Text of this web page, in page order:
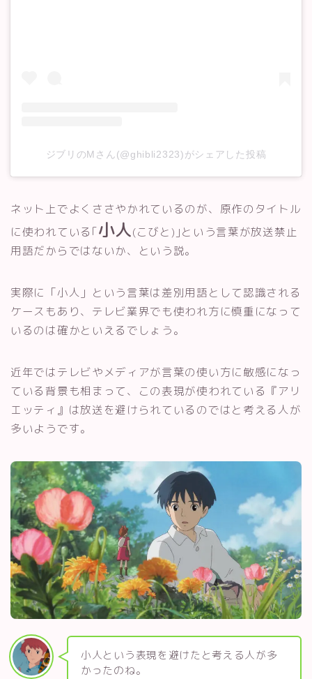
ジブリのMさん(@ghibli2323)がシェアした投稿
ネット上でよくささやかれているのが、原作のタイトル
に使われている｢小人(こびと)｣という言葉が放送禁止
用語だからではないか、という説。
実際に「小人」という言葉は差別用語として認識される
ケースもあり、テレビ業界でも使われ方に慎重になって
いるのは確かといえるでしょう。
近年ではテレビやメディアが言葉の使い方に敏感になっ
ている背景も相まって、この表現が使われている『アリ
エッティ』は放送を避けられているのではと考える人が
多いようです。
小人という表現を避けたと考える人が多
かったのね。